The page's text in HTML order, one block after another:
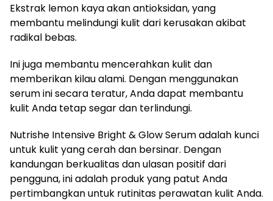
Ekstrak lemon kaya akan antioksidan, yang
membantu melindungi kulit dari kerusakan akibat
radikal bebas.
Ini juga membantu mencerahkan kulit dan
memberikan kilau alami. Dengan menggunakan
serum ini secara teratur, Anda dapat membantu
kulit Anda tetap segar dan terlindungi.
Nutrishe Intensive Bright & Glow Serum adalah kunci
untuk kulit yang cerah dan bersinar. Dengan
kandungan berkualitas dan ulasan positif dari
pengguna, ini adalah produk yang patut Anda
pertimbangkan untuk rutinitas perawatan kulit Anda.